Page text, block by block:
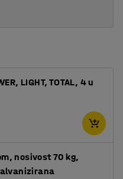
LIGHT, TOTAL, 4 u
nosivost 70 kg,